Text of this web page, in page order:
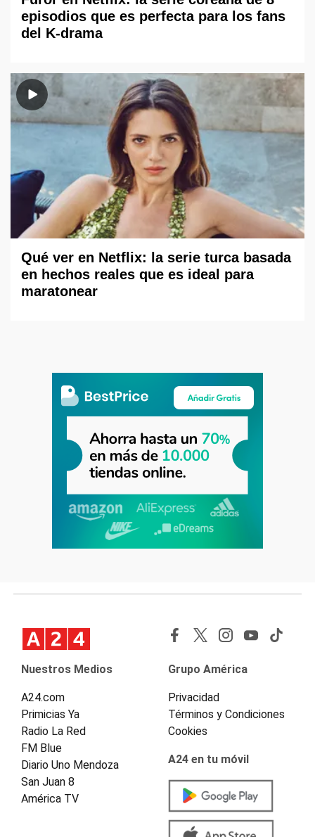
episodios que es perfecta para los fans
del K-drama
Qué ver en Netflix: la serie turca basada
en hechos reales que es ideal para
maratonear
Nuestros Medios
A24.com
Primicias Ya
Radio La Red
FM Blue
Diario Uno Mendoza
San Juan 8
América TV
Grupo América
Privacidad
Términos y Condiciones
Cookies
A24 en tu móvil